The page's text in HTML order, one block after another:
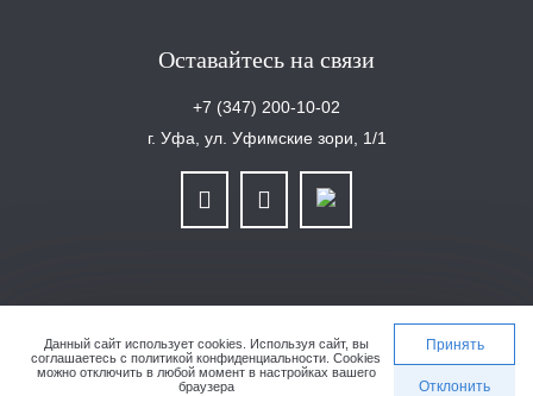
Оставайтесь на связи
+7 (347) 200-10-02
г. Уфа, ул. Уфимские зори, 1/1
ООО «Уралплит» | ИНН/КПП 6679025768/667901001 | ОГРН 1126679029465
Сделано в студии 4eo.ru
Данный сайт использует cookies.
Используя сайт, вы
соглашаетесь с политикой конфиденциальности . Cookies
можно отключить в любой момент в настройках вашего
браузера
Принять
Отклонить